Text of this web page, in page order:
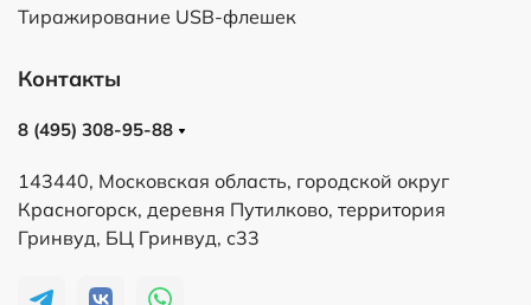
Тиражирование USB-флешек
Контакты
8 (495) 308-95-88
143440, Московская область, городской округ
Красногорск, деревня Путилково, территория
Гринвуд, БЦ Гринвуд, с33